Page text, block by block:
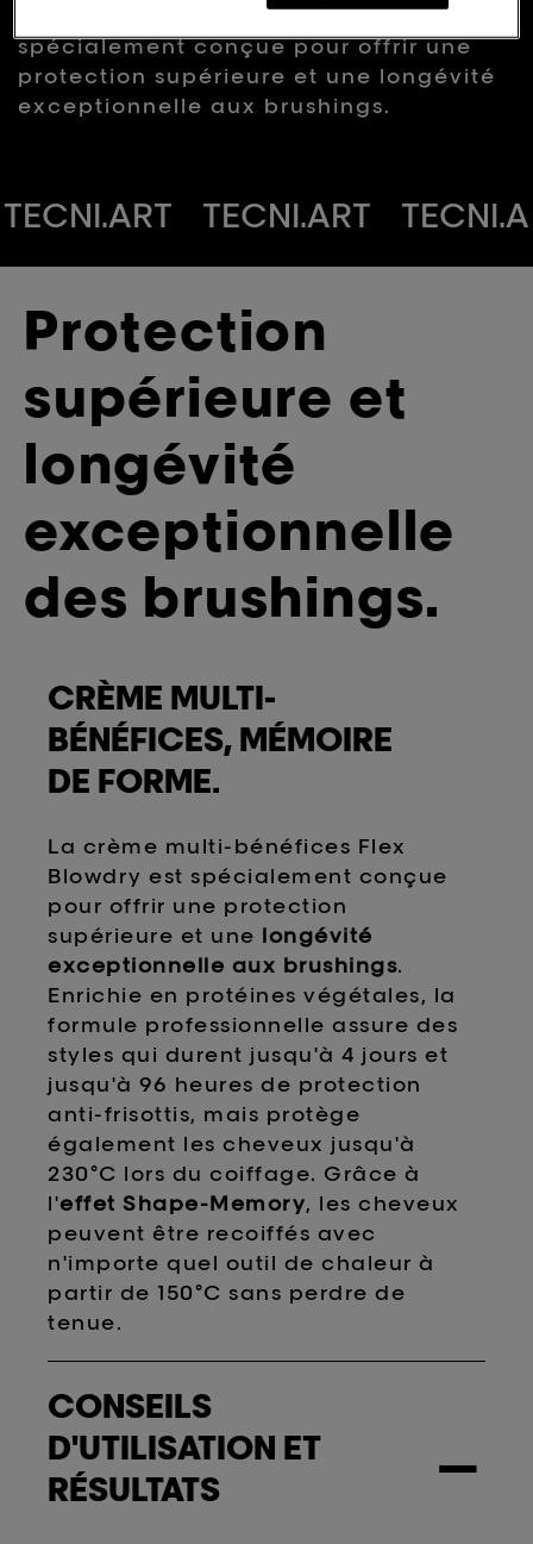
page.
bénéfices légère à mémoire de forme,
spécialement conçue pour offrir une
protection supérieure et une longévité
exceptionnelle aux brushings.
TECNI.ART TECNI.ART
TECNI.A
Protection
supérieure et
longévité
exceptionnelle
des brushings.
CRÈME MULTI-
BÉNÉFICES, MÉMOIRE
DE FORME.
La crème multi-bénéfices Flex
Blowdry est spécialement conçue
pour offrir une protection
supérieure et une longévité
exceptionnelle aux brushings.
Enrichie en protéines végétales, la
formule professionnelle assure des
styles qui durent jusqu'à 4 jours et
jusqu'à 96 heures de protection
anti-frisottis, mais protège
également les cheveux jusqu'à
230°C lors du coiffage. Grâce à
l'effet Shape-Memory, les cheveux
peuvent être recoiffés avec
n'importe quel outil de chaleur à
partir de 150°C sans perdre de
tenue.
CONSEILS
D'UTILISATION ET
RÉSULTATS
−